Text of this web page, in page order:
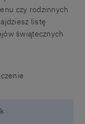
czy rodzinnych
listę
świątecznych